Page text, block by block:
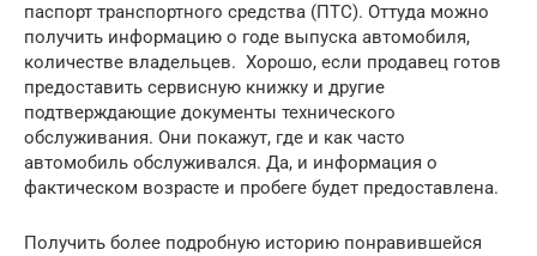
паспорт транспортного средства (ПТС). Оттуда можно
получить информацию о годе выпуска автомобиля,
количестве владельцев. Хорошо, если продавец готов
предоставить сервисную книжку и другие
подтверждающие документы технического
обслуживания. Они покажут, где и как часто
автомобиль обслуживался. Да, и информация о
фактическом возрасте и пробеге будет предоставлена.
Получить более подробную историю понравившейся